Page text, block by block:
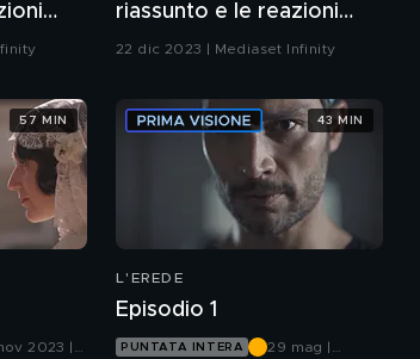
riassunto e le reazioni
all'episodio 80
22 dic 2023 | Mediaset Infinity
2023 |
57 MIN
L'EREDE
Episodio 1
PUNTATA INTERA
29 mag |
43 MIN